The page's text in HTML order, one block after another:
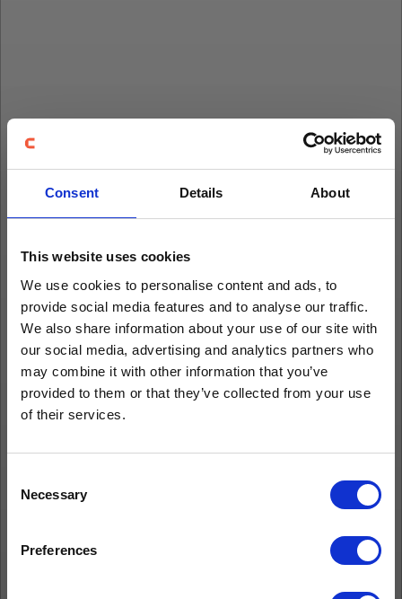
Consent Details About
This website uses cookies
We use cookies to personalise content and ads, to
provide social media features and to analyse our traffic.
We also share information about your use of our site with
our social media, advertising and analytics partners who
may combine it with other information that you’ve
provided to them or that they’ve collected from your use
of their services.
Selection
Necessary
Preferences